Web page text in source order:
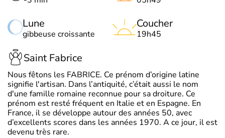
Lune
gibbeuse croissante
Coucher
19h45
Saint Fabrice
Nous fêtons les FABRICE. Ce prénom d’origine latine
signifie l'artisan. Dans l’antiquité, c’était aussi le nom
d'une famille romaine reconnue pour sa droiture. Ce
prénom est resté fréquent en Italie et en Espagne. En
France, il se développe autour des années 50, avec
d’excellents scores dans les années 1970. A ce jour, il est
devenu très rare.